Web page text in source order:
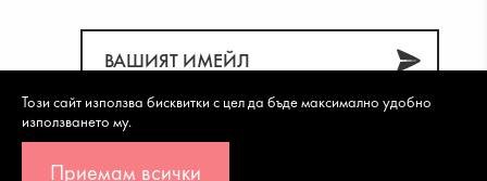
Този сайт използва бисквитки с цел да бъде максимално удобно
използването му.
Приемам всички